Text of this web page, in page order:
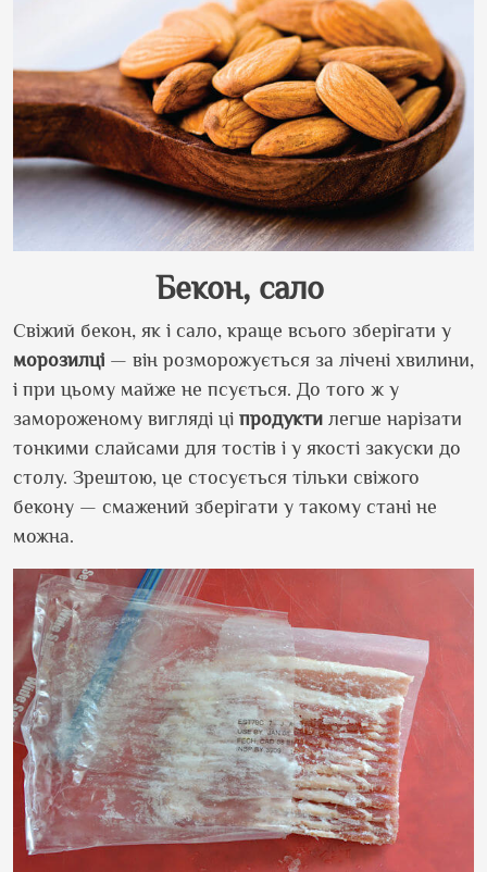
Бекон, сало
Свіжий бекон, як і сало, краще всього зберігати у
морозилці — він розморожується за лічені хвилини,
і при цьому майже не псується. До того ж у
замороженому вигляді ці продукти легше нарізати
тонкими слайсами для тостів і у якості закуски до
столу. Зрештою, це стосується тільки свіжого
бекону — смажений зберігати у такому стані не
можна.